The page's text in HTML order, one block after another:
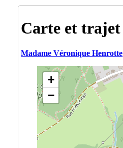
Carte et trajet
Madame Véronique Henrotte
+
−